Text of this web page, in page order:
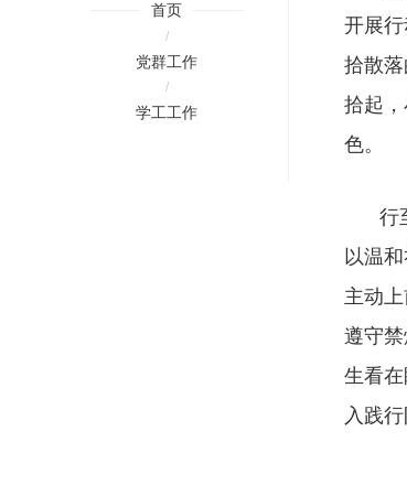
首页
/
党群工作
/
学工工作
开展
拾散
拾起
色。
行
以温
主动
遵守
生看
入践